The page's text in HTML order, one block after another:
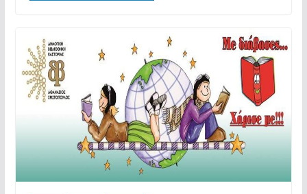
b
o
o
k
p
σ
τε
ίτ
ε